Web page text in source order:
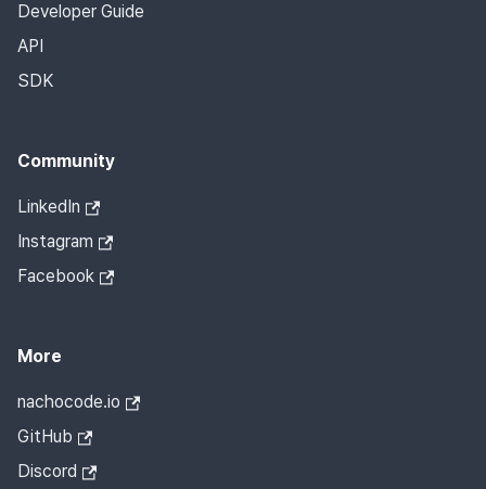
Developer Guide
API
SDK
Community
LinkedIn
Instagram
Facebook
More
nachocode.io
GitHub
Discord